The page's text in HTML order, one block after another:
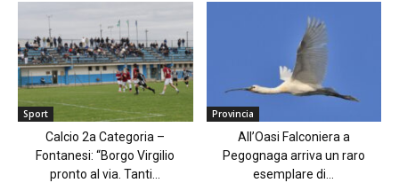
Sport
Calcio 2a Categoria –
Fontanesi: “Borgo Virgilio
pronto al via. Tanti...
Provincia
All’Oasi Falconiera a
Pegognaga arriva un raro
esemplare di...